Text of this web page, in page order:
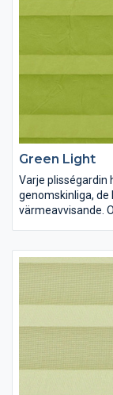
Green Light
Varje plisségardin
genomskinliga, de
värmeavvisande.